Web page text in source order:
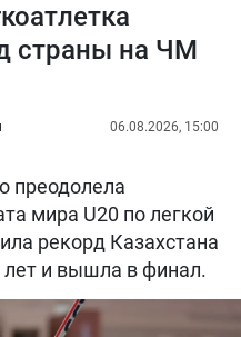
страны на ЧМ
06.08.2026, 15:00
преодолела
мира U20 по легкой
рекорд Казахстана
лет и вышла в финал.